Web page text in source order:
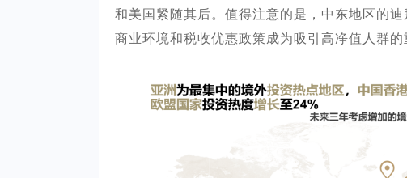
和美国紧随其后。值得注意的是，中东地区的
商业环境和税收优惠政策成为吸引高净值人群的